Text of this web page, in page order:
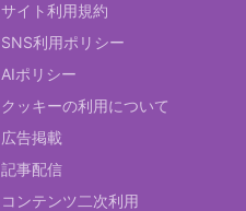
サイト利用規約
SNS利用ポリシー
AIポリシー
クッキーの利用について
広告掲載
記事配信
コンテンツ二次利用